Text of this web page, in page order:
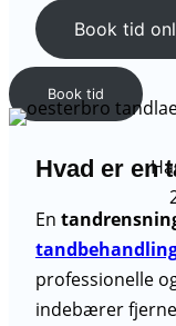
Book tid
Book tid
Hvad er en
En
professionelle
indebærer